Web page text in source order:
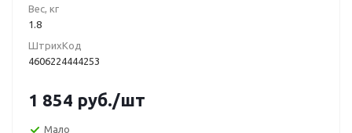
Вес, кг
1.8
ШтрихКод
4606224444253
1 854 руб./шт
Мало